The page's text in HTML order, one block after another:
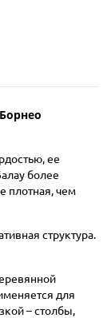
ее
более
плотная, чем
структура.
для
– столбы,